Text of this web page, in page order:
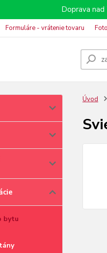
Doprava
Formuláre - vrátenie tovaru
bytu
Úvod